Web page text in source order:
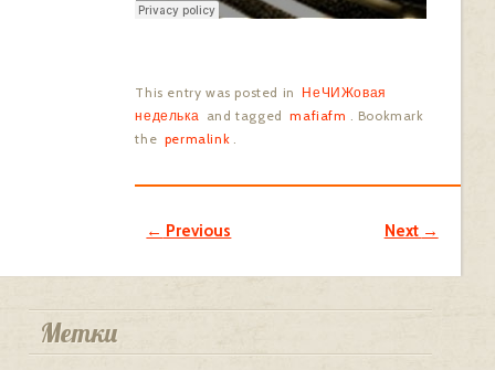
This entry was posted in НеЧИЖовая
неделька and tagged mafiafm
. Bookmark
the permalink
Post navigation
← Previous Next →
Метки